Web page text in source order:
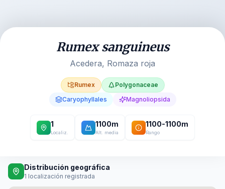
Rumex sanguineus
Acedera, Romaza roja
Rumex
Polygonaceae
Caryophyllales
Magnoliopsida
1
Localiz.
1100m
Alt. media
1100-1100m
Rango
Distribución geográfica
1 localización registrada